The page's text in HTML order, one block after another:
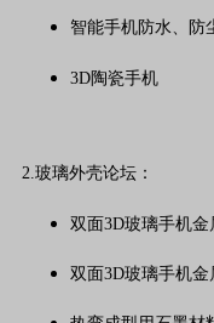
智能手机防水、防
3D陶瓷手机
2.玻璃外壳论坛：
双面3D玻璃手机
双面3D玻璃手机